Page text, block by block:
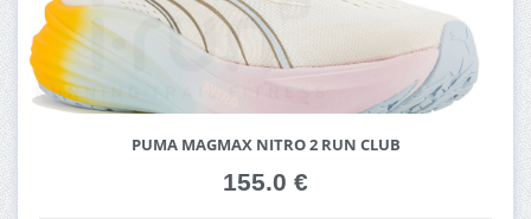
PUMA MAGMAX NITRO 2 RUN CLUB
155.0 €